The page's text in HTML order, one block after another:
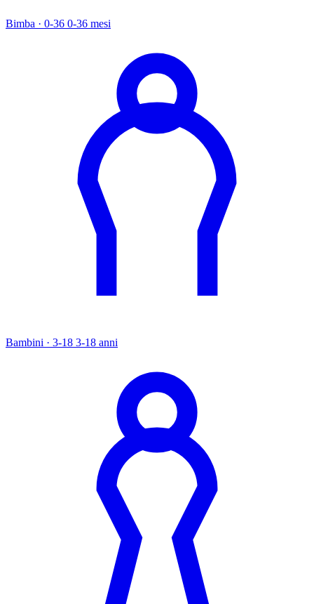
Bimba · 0-36 0-36 mesi
Bambini · 3-18 3-18 anni